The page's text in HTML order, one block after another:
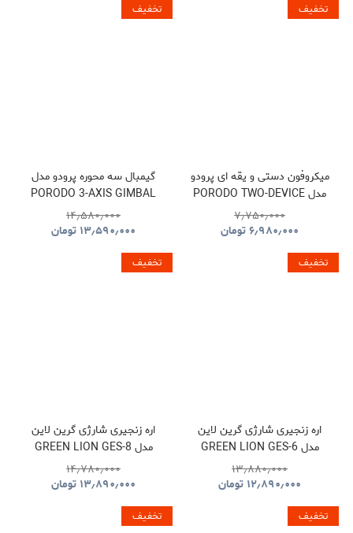
تخفیف
میکروفون دستی و یقه ای پرودو
مدل PORODO TWO-DEVICE
CONNECT HANDHELD
LAVALIER MICROPHONE
۷٫۷۵۰٫۰۰۰
۶٫۹۸۰٫۰۰۰تومان
تخفیف
گیمبال سه محوره پرودو مدل
PORODO 3-AXIS GIMBAL
STABILIZER PDLFST127BK
۱۴٫۵۸۰٫۰۰۰
۱۳٫۵۹۰٫۰۰۰ تومان
تخفیف
اره زنجیری شارژی گرین لاین
مدل GREEN LION GES-6
CORDLESS ELECTRIC
CHAINSAW
۱۳٫۸۸۰٫۰۰۰
۱۲٫۸۹۰٫۰۰۰ تومان
تخفیف
اره زنجیری شارژی گرین لاین
مدل GREEN LION GES-8
BRUSHLESS CORDLESS
CHAINSAW GNOCSWTLGN
۱۴٫۷۸۰٫۰۰۰
۱۳٫۸۹۰٫۰۰۰ تومان
تخفیف تخفیف